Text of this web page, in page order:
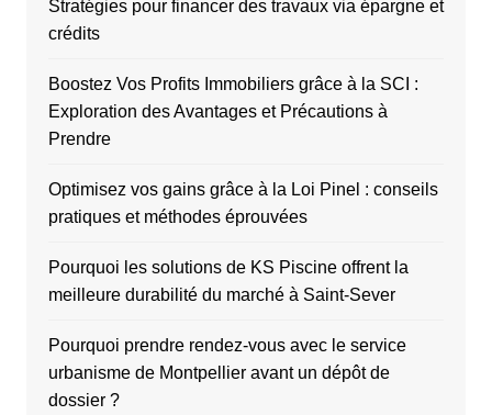
Stratégies pour financer des travaux via épargne et
crédits
Boostez Vos Profits Immobiliers grâce à la SCI :
Exploration des Avantages et Précautions à
Prendre
Optimisez vos gains grâce à la Loi Pinel : conseils
pratiques et méthodes éprouvées
Pourquoi les solutions de KS Piscine offrent la
meilleure durabilité du marché à Saint-Sever
Pourquoi prendre rendez-vous avec le service
urbanisme de Montpellier avant un dépôt de
dossier ?